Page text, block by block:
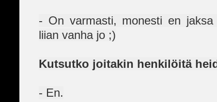
- On varmasti, monesti en
liian vanha jo ;)
Kutsutko joitakin henkilöitä
- En.